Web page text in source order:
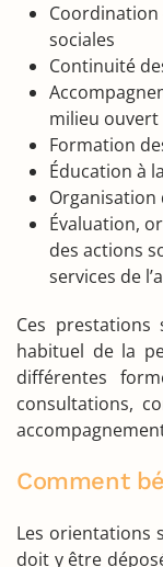
sociales
Continuité
milieu ouvert
Formation
Éducation à
Organisation
Évaluation,
des actions
services de
Ces
habituel de la
différentes
consultations,
Comment
Les orientations
doit y être